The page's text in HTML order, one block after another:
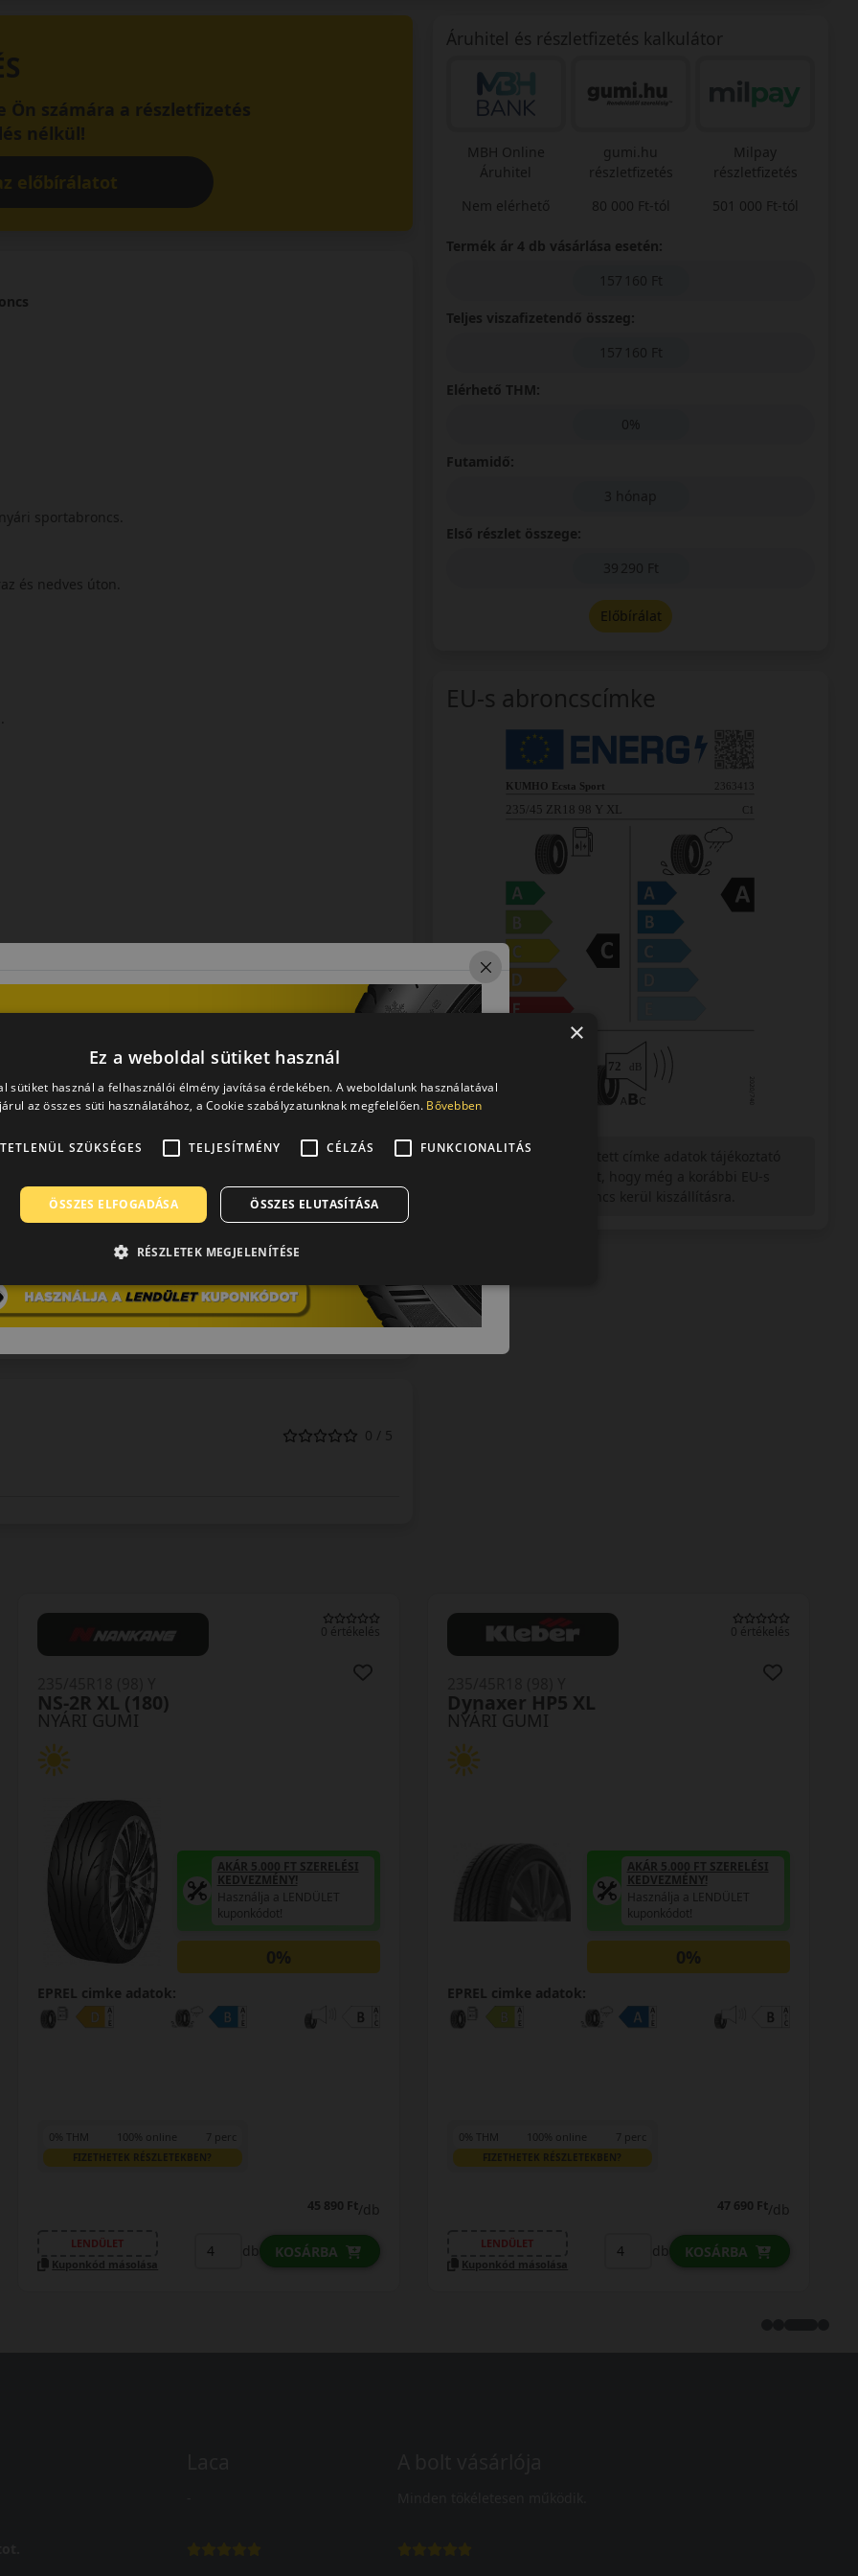
Ön számára a részletfizetés
nélkül!
előbírálatot
sportabroncs.
és nedves úton.
A Kumho, Samyang, Marshal gumiabroncsok gyártója.
első szerelésű abroncsai, de több európai
minőségük és nagyszerű ár/érték arányuk miatt.
gyártónak kutató központja, illetve Németországban
ben kezdődött és viszonylag hamar globális hálózatot
és versenyabroncsok gyártásával egyaránt.
hívják fel magukra a figyelmet. A személyautók számára
a cég gondot fordít az innovációra, hogy előkelő helyen
a független tesztekben is rendre kitűnően
tesznek lehetővé.
0 / 5
Áruhitel és részletfizetés kalkulátor
MBH Online
Áruhitel
Nem elérhető
gumi.hu
részletfizetés
80 000 Ft-tól
Milpay
részletfizetés
501 000 Ft-tól
Termék ár 4 db vásárlása esetén:
157 160 Ft
Teljes viszafizetendő összeg:
157 160 Ft
Elérhető THM:
0%
Futamidő:
3 hónap
Első részlet összege:
39 290 Ft
Előbírálat
EU-s abroncscímke
Figyelem a feltüntetett címke adatok tájékoztató
0 értékelés
NYÁRI GUMI
NS-2R XL (180)
AKÁR 5.000 FT SZERELÉSI
KEDVEZMÉNY!
Használja a LENDÜLET
kuponkódot!
0%
EPREL cimke adatok:
0% THM 100% online 7 perc
FIZETHETEK RÉSZLETEKBEN?
45 890 Ft/db
LENDÜLET
Kuponkód másolása
db KOSÁRBA
0 értékelés
NYÁRI GUMI
Dynaxer HP5 XL
AKÁR 5.000 FT SZERELÉSI
KEDVEZMÉNY!
Használja a LENDÜLET
kuponkódot!
0%
EPREL cimke adatok:
0% THM 100% online 7 perc
FIZETHETEK RÉSZLETEKBEN?
47 690 Ft/db
LENDÜLET
Kuponkód másolása
db KOSÁRBA
×
Ez a weboldal sütiket használ
sütiket használ a felhasználói élmény javítása érdekében. A weboldalunk használatával
az összes süti használatához, a Cookie szabályzatunknak megfelelően. Bővebben
SZÜKSÉGES TELJESÍTMÉNY CÉLZÁS FUNKCIONALITÁS
ÖSSZES ELFOGADÁSA ÖSSZES ELUTASÍTÁSA
RÉSZLETEK MEGJELENÍTÉSE